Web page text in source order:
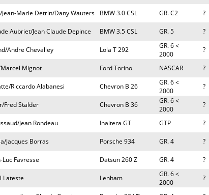
Jean-Marie Detrin/Dany Wauters BMW 3.0 CSL GR. C2 ?
Aubriet/Jean Claude Depince BMW 3.5 CSL GR. 5 ?
Andre Chevalley Lola T 292
GR. 6 <
2000
?
Mignot Ford Torino NASCAR ?
Riccardo Alabanesi Chevron B 26
GR. 6 <
2000
?
Fred Stalder Chevron B 36
GR. 6 <
2000
?
Jean Rondeau Inaltera GT GTP ?
Jacques Borras Porsche 934 GR. 4 ?
Favresse Datsun 260 Z GR. 4 ?
Lateste Lenham
GR. 6 <
2000
?